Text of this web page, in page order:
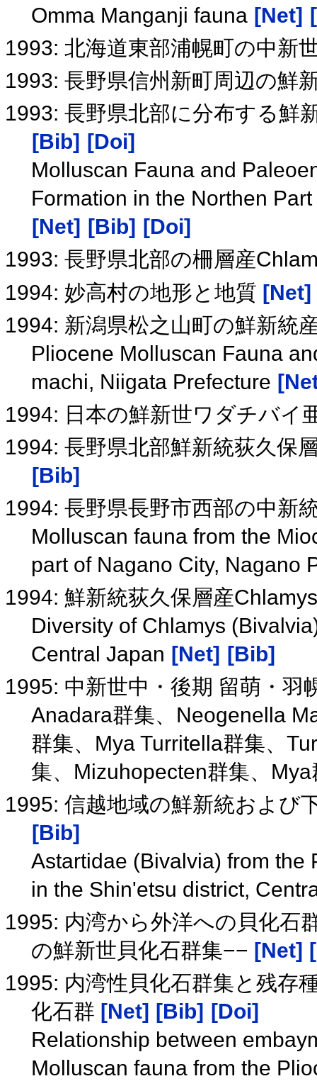
Omma Manganji fauna [Net]
1993: 北海道東部浦幌町の中新
1993: 長野県信州新町周辺の鮮
1993: 長野県北部に分布する鮮
[Bib]
[Doi]
Molluscan Fauna and
Formation in the Northen
[Net]
[Bib]
[Doi]
1993: 長野県北部の柵層産
1994: 妙高村の地形と地質 [Net]
1994: 新潟県松之山町の鮮新統
Pliocene Molluscan Fauna
machi, Niigata Prefecture
1994: 日本の鮮新世ワダチバイ
1994: 長野県北部鮮新統荻久保
[Bib]
1994: 長野県長野市西部の中新
Molluscan fauna from the
part of Nagano City, Nagano
1994: 鮮新統荻久保層産
Diversity of Chlamys
Central Japan [Net] [Bib]
1995: 中新世中・後期 留萌・
Anadara群集、Neogenella
群集、Mya Turritella群集、
集、Mizuhopecten群集、
1995: 信越地域の鮮新統および
[Bib]
Astartidae (Bivalvia) from the
in the Shin'etsu district,
1995: 内湾から外洋への貝化石
の鮮新世貝化石群集−− [Net]
1995: 内湾性貝化石群集と残存
化石群 [Net] [Bib] [Doi]
Relationship between
Molluscan fauna from the